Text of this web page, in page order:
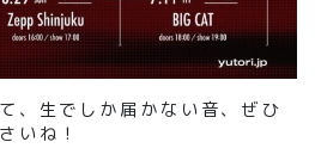
、生でしか届かない音、ぜひ
いね！